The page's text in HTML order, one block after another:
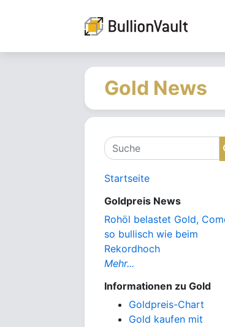
Gold News
Suche
Startseite
Goldpreis News
Rohöl belastet Gold,
so bullisch wie beim
Rekordhoch
Mehr...
Informationen zu Gold
Goldpreis-Chart
Gold kaufen mit